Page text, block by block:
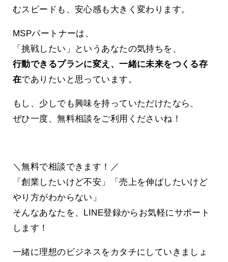
むスピードも、安心感も大きく変わります。
MSPパートナーは、
「挑戦したい」というあなたの気持ちを、
行動できるプランに変え、一緒に未来をつくる存
在でありたいと思っています。
もし、少しでも興味を持っていただけたなら、
ぜひ一度、無料相談をご利用くださいね！
＼無料で相談できます！／
「創業したいけど不安」「売上を伸ばしたいけど
やり方がわからない」
そんなあなたを、LINE登録からお気軽にサポート
します！
一緒に理想のビジネスをカタチにしていきましょ